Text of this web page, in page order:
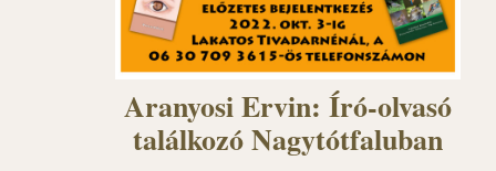
Aranyosi Ervin: Író-olvasó
találkozó Nagytótfaluban